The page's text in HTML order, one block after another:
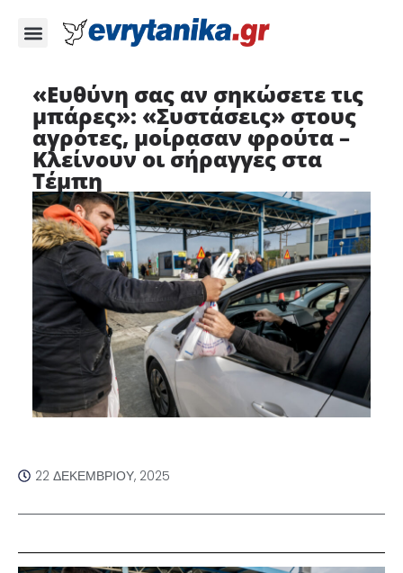
«Ευθύνη σας αν σηκώσετε τις
μπάρες»: «Συστάσεις» στους
αγρότες, μοίρασαν φρούτα –
Κλείνουν οι σήραγγες στα
Τέμπη
22 ΔΕΚΕΜΒΡΊΟΥ, 2025